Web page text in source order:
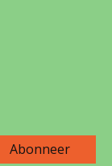
Abonneer